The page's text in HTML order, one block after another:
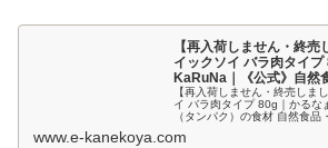
【再入荷しません・終
イックソイ バラ肉タイ
KaRuNa｜《公式》自然
【再入荷しません・終売しま
イ バラ肉タイプ 80g｜かるな
（タンパク）の食材 自然食品
www.e-kanekoya.com